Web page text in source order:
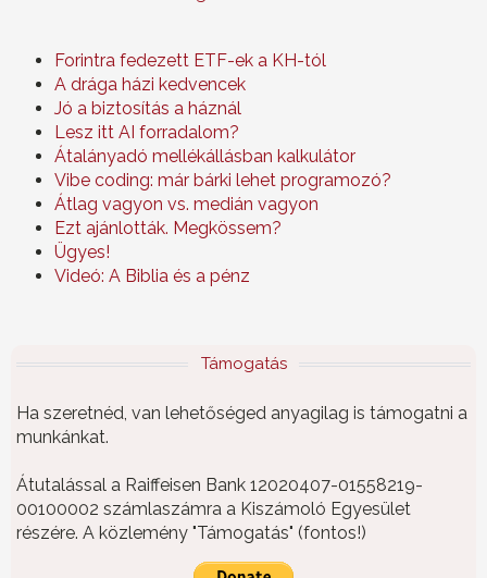
Forintra fedezett ETF-ek a KH-tól
A drága házi kedvencek
Jó a biztosítás a háznál
Lesz itt AI forradalom?
Átalányadó mellékállásban kalkulátor
Vibe coding: már bárki lehet programozó?
Átlag vagyon vs. medián vagyon
Ezt ajánlották. Megkössem?
Ügyes!
Videó: A Biblia és a pénz
Támogatás
Ha szeretnéd, van lehetőséged anyagilag is támogatni a
munkánkat.
Átutalással a Raiffeisen Bank 12020407-01558219-
00100002 számlaszámra a Kiszámoló Egyesület
részére. A közlemény "Támogatás" (fontos!)